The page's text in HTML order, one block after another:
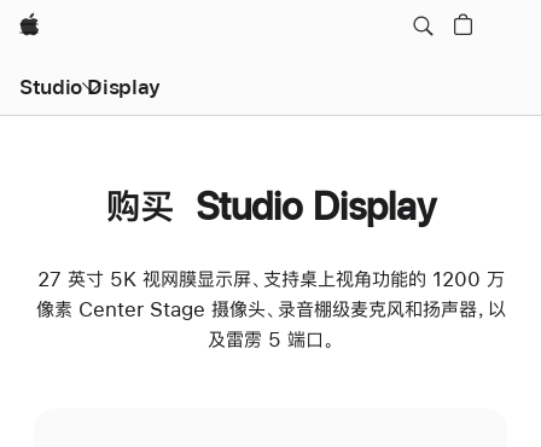
Apple
Studio Display
购买 Studio Display
27 英寸 5K 视网膜显示屏、支持桌上视角功能的 1200 万
像素 Center Stage 摄像头、录音棚级麦克风和扬声器，以
及雷雳 5 端口。